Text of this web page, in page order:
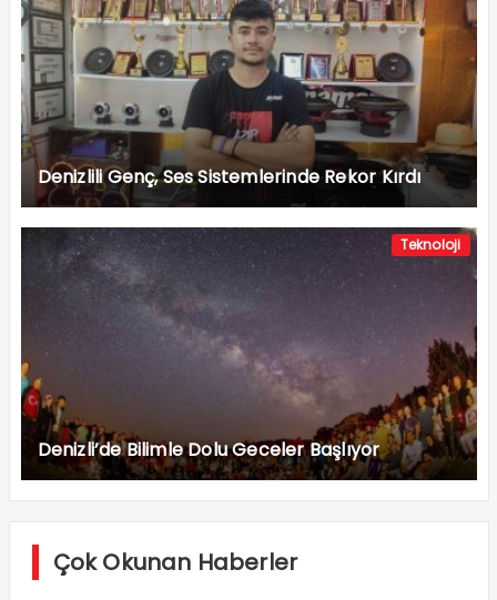
Denizlili Genç, Ses Sistemlerinde Rekor Kırdı
Teknoloji
Denizli’de Bilimle Dolu Geceler Başlıyor
Çok Okunan Haberler